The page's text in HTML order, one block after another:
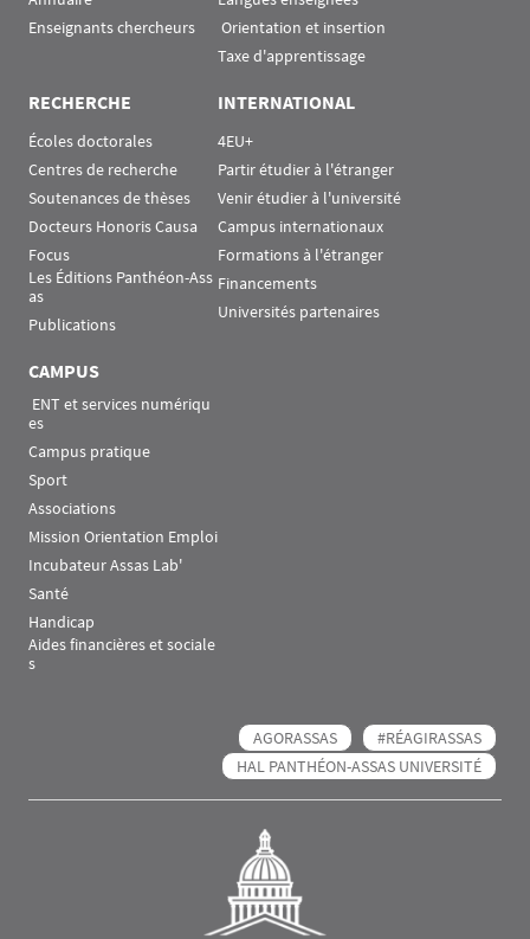
Enseignants chercheurs
Orientation et insertion
Taxe d'apprentissage
RECHERCHE
Écoles doctorales
Centres de recherche
Soutenances de thèses
Docteurs Honoris Causa
Focus
Les Éditions Panthéon-Ass
as
Publications
INTERNATIONAL
4EU+
Partir étudier à l'étranger
Venir étudier à l'université
Campus internationaux
Formations à l'étranger
Financements
Universités partenaires
CAMPUS
es
Campus pratique
Sport
Associations
Mission Orientation Emploi
Incubateur Assas Lab'
Santé
Handicap
Aides financières et sociale
s
AGORASSAS
#RÉAGIRASSAS
HAL PANTHÉON-ASSAS UNIVERSITÉ